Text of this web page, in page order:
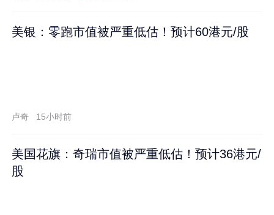
美银：零跑市值被严重低估！预计60港元/股
卢奇 15小时前
美国花旗：奇瑞市值被严重低估！预计36港元/
股